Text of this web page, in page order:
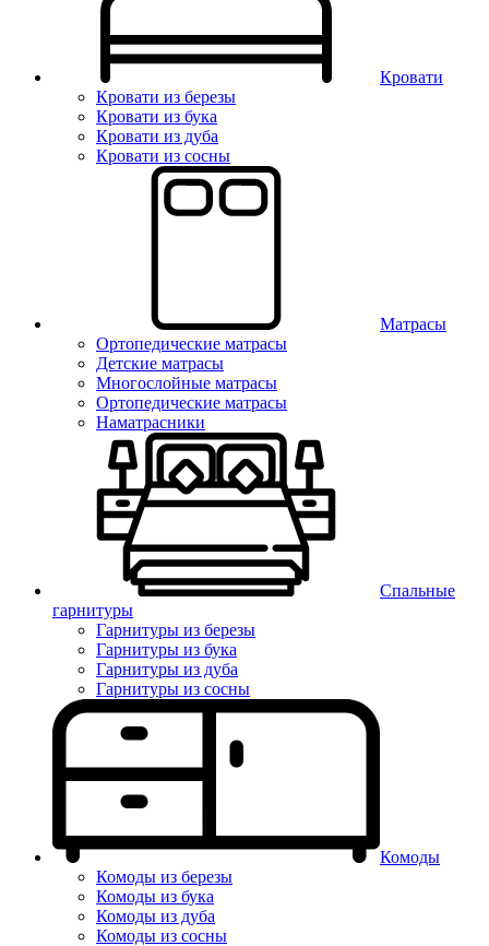
Кровати
Кровати из березы
Кровати из бука
Кровати из дуба
Кровати из сосны
Матрасы
Ортопедические матрасы
Детские матрасы
Многослойные матрасы
Ортопедические матрасы
Наматрасники
Спальные
гарнитуры
Гарнитуры из березы
Гарнитуры из бука
Гарнитуры из дуба
Гарнитуры из сосны
Комоды
Комоды из березы
Комоды из бука
Комоды из дуба
Комоды из сосны